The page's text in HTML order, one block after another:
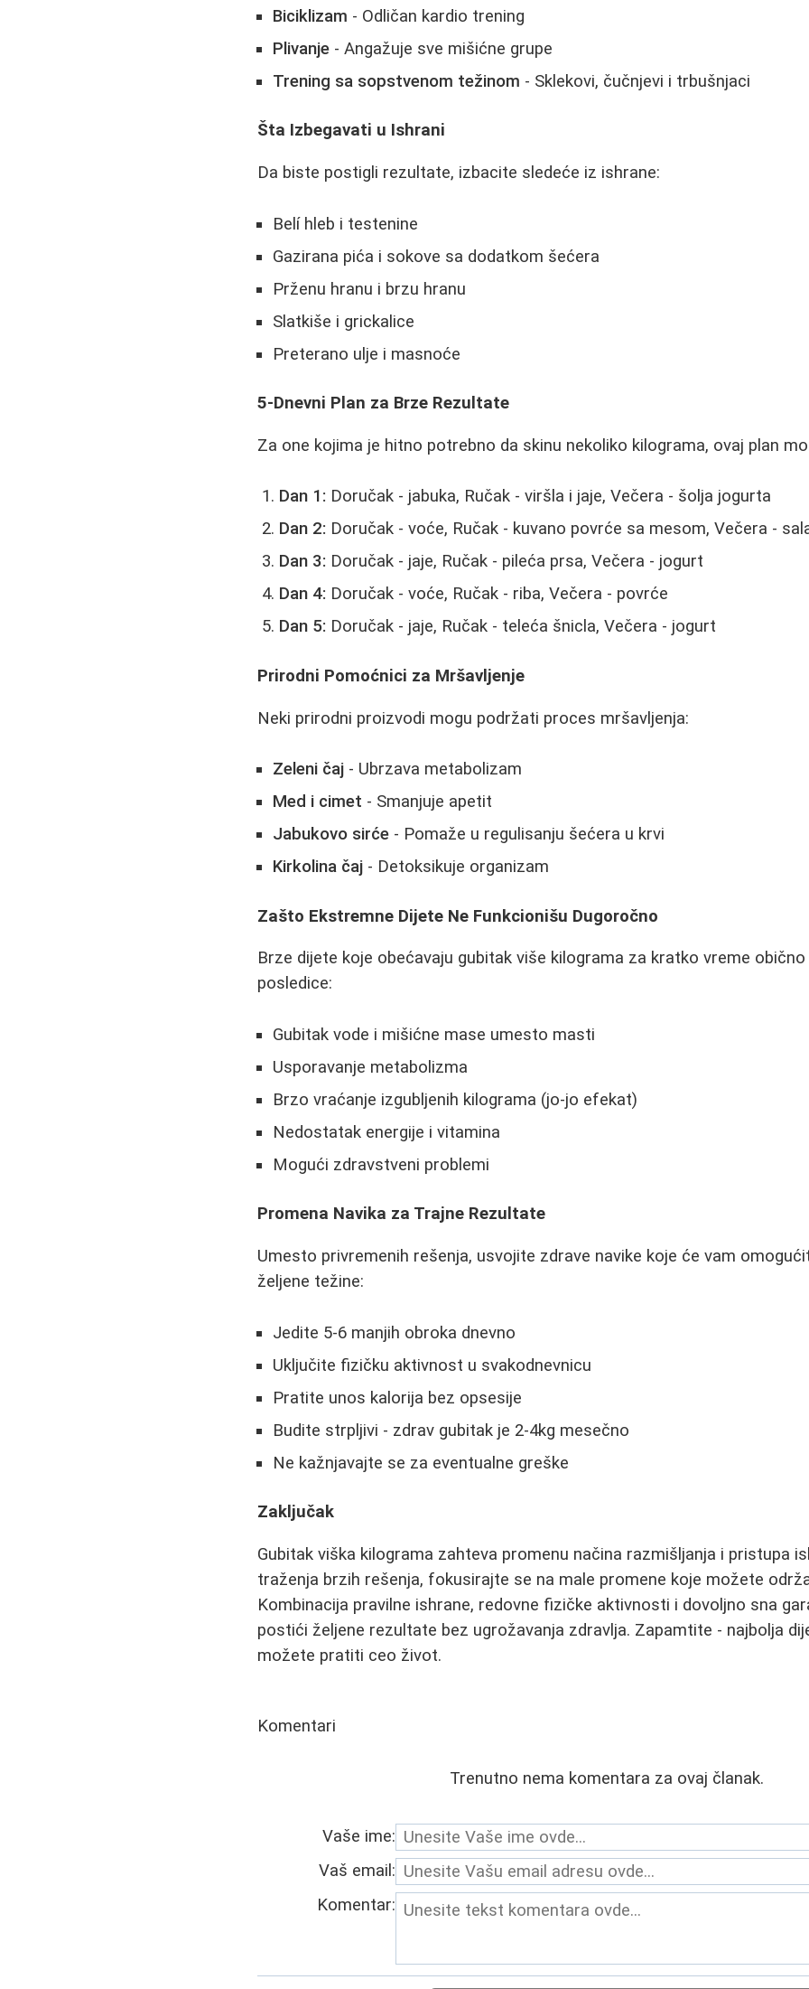
Biciklizam - Odličan kardio trening
Plivanje - Angažuje sve mišićne grupe
Trening sa sopstvenom težinom - Sklekovi, čučnjevi i trbušnjaci
Šta Izbegavati u Ishrani
Da biste postigli rezultate, izbacite sledeće iz ishrane:
Belí hleb i testenine
Gazirana pića i sokove sa dodatkom šećera
Prženu hranu i brzu hranu
Slatkiše i grickalice
Preterano ulje i masnoće
5-Dnevni Plan za Brze Rezultate
Za one kojima je hitno potrebno da skinu nekoliko kilograma, ovaj plan
Dan 1: Doručak - jabuka, Ručak - viršla i jaje, Večera - šolja jogurta
Dan 2: Doručak - voće, Ručak - kuvano povrće sa mesom, Večera -
Dan 3: Doručak - jaje, Ručak - pileća prsa, Večera - jogurt
Dan 4: Doručak - voće, Ručak - riba, Večera - povrće
Dan 5: Doručak - jaje, Ručak - teleća šnicla, Večera - jogurt
Prirodni Pomoćnici za Mršavljenje
Neki prirodni proizvodi mogu podržati proces mršavljenja:
Zeleni čaj - Ubrzava metabolizam
Med i cimet - Smanjuje apetit
Jabukovo sirće - Pomaže u regulisanju šećera u krvi
Kirkolina čaj - Detoksikuje organizam
Zašto Ekstremne Dijete Ne Funkcionišu Dugoročno
Brze dijete koje obećavaju gubitak više kilograma za kratko vreme
posledice:
Gubitak vode i mišićne mase umesto masti
Usporavanje metabolizma
Brzo vraćanje izgubljenih kilograma (jo-jo efekat)
Nedostatak energije i vitamina
Mogući zdravstveni problemi
Promena Navika za Trajne Rezultate
Umesto privremenih rešenja, usvojite zdrave navike koje će vam
željene težine:
Jedite 5-6 manjih obroka dnevno
Uključite fizičku aktivnost u svakodnevnicu
Pratite unos kalorija bez opsesije
Budite strpljivi - zdrav gubitak je 2-4kg mesečno
Ne kažnjavajte se za eventualne greške
Zaključak
Gubitak viška kilograma zahteva promenu načina razmišljanja i pristupa
traženja brzih rešenja, fokusirajte se na male promene koje možete
Kombinacija pravilne ishrane, redovne fizičke aktivnosti i dovoljno sna
postići željene rezultate bez ugrožavanja zdravlja. Zapamtite - najbolja
možete pratiti ceo život.
Komentari
Trenutno nema komentara za ovaj članak.
Vaše ime:
Vaš email:
Komentar: